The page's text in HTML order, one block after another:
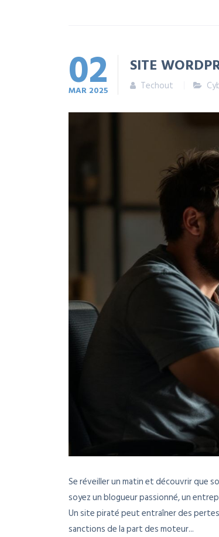
02
MAR 2025
SITE
Techout
Se réveiller un matin et découvrir que
soyez un blogueur passionné, un
Un site piraté peut entraîner des
sanctions de la part des moteur...